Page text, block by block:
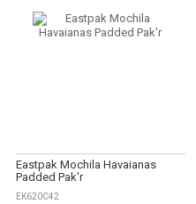
Eastpak Mochila Havaianas
Padded Pak'r
EK620C42